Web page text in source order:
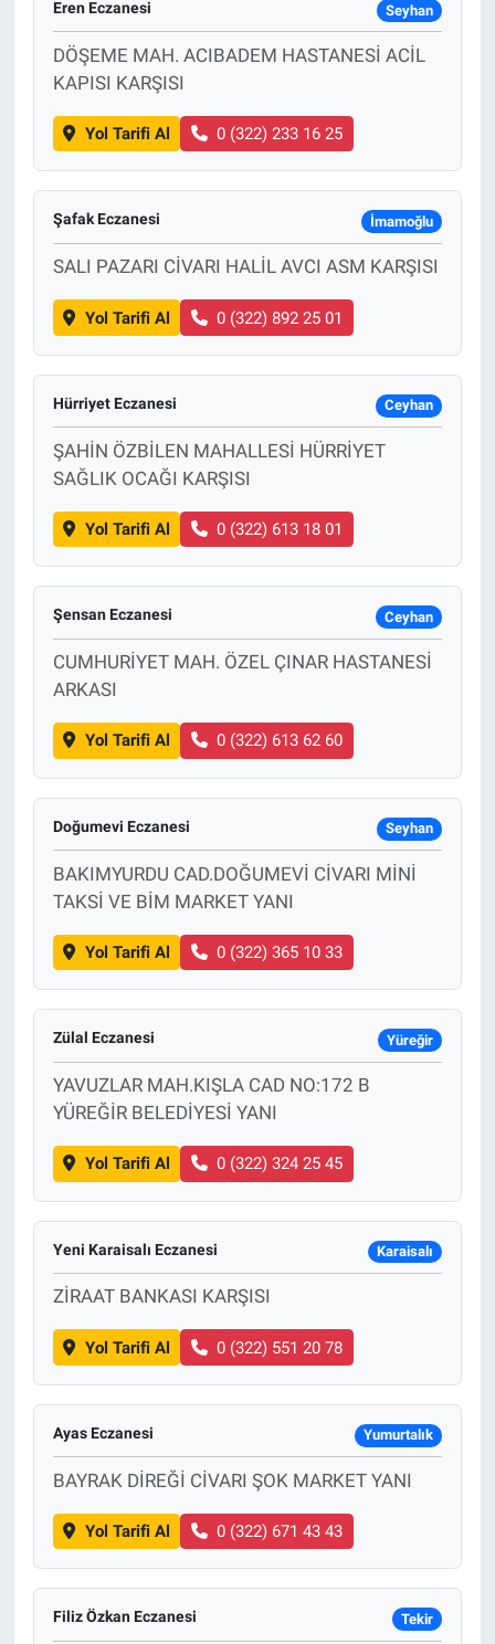
Eren Eczanesi Seyhan
DÖŞEME MAH. ACIBADEM HASTANESİ ACİL
KAPISI KARŞISI
Yol Tarifi Al 0 (322) 233 16 25
Şafak Eczanesi İmamoğlu
SALI PAZARI CİVARI HALİL AVCI ASM KARŞISI
Yol Tarifi Al 0 (322) 892 25 01
Hürriyet Eczanesi Ceyhan
ŞAHİN ÖZBİLEN MAHALLESİ HÜRRİYET
SAĞLIK OCAĞI KARŞISI
Yol Tarifi Al 0 (322) 613 18 01
Şensan Eczanesi Ceyhan
CUMHURİYET MAH. ÖZEL ÇINAR HASTANESİ
ARKASI
Yol Tarifi Al 0 (322) 613 62 60
Doğumevi Eczanesi Seyhan
BAKIMYURDU CAD.DOĞUMEVİ CİVARI MİNİ
TAKSİ VE BİM MARKET YANI
Yol Tarifi Al 0 (322) 365 10 33
Zülal Eczanesi Yüreğir
YAVUZLAR MAH.KIŞLA CAD NO:172 B
YÜREĞİR BELEDİYESİ YANI
Yol Tarifi Al 0 (322) 324 25 45
Yeni Karaisalı Eczanesi Karaisalı
ZİRAAT BANKASI KARŞISI
Yol Tarifi Al 0 (322) 551 20 78
Ayas Eczanesi Yumurtalık
BAYRAK DİREĞİ CİVARI ŞOK MARKET YANI
Yol Tarifi Al 0 (322) 671 43 43
Filiz Özkan Eczanesi Tekir